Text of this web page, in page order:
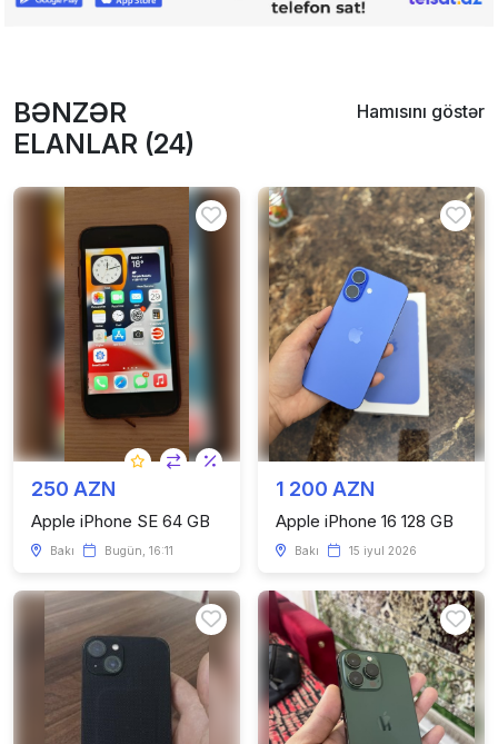
BƏNZƏR
ELANLAR (24)
Hamısını göstər
250 AZN
Apple iPhone SE 64 GB
Bakı Bugün, 16:11
1 200 AZN
Apple iPhone 16 128 GB
Bakı 15 iyul 2026